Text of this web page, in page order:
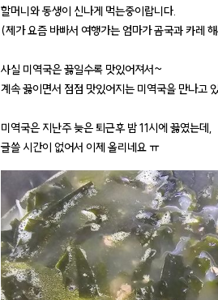
할머니와 동생이 신나게 먹는중이랍니다.
(제가 요즘 바빠서 여행가는 엄마가 곰국과 카레
사실 미역국은 끓일수록 맛있어져서~
계속 끓이면서 점점 맛있어지는 미역국을 만나고
미역국은 지난주 늦은 퇴근후 밤 11시에 끓였는데,
글쓸 시간이 없어서 이제 올리네요 ㅠ